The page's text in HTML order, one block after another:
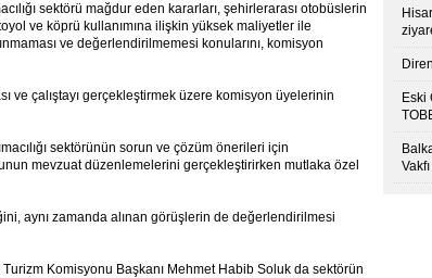
sektörü mağdur eden kararları, şehirlerarası otobüslerin
ve köprü kullanımına ilişkin yüksek maliyetler ile
ve değerlendirilmemesi konularını, komisyon
ve çalıştayı gerçekleştirmek üzere komisyon üyelerinin
sektörünün sorun ve çözüm önerileri için
mevzuat düzenlemelerini gerçekleştirirken mutlaka özel
aynı zamanda alınan görüşlerin de değerlendirilmesi
Turizm Komisyonu Başkanı Mehmet Habib Soluk da sektörün
Eski